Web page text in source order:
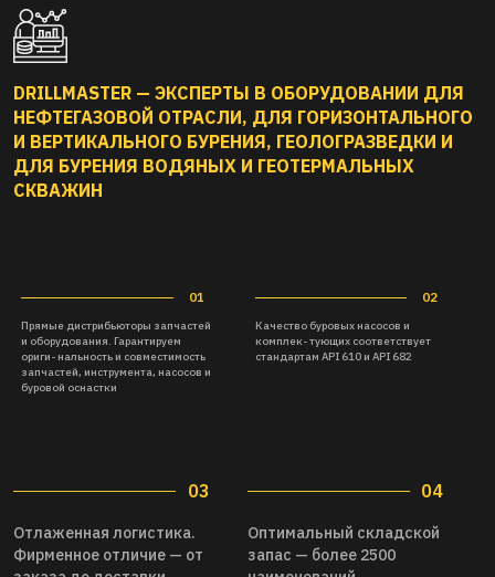
DRILLMASTER — ЭКСПЕРТЫ В ОБОРУДОВАНИИ ДЛЯ
НЕФТЕГАЗОВОЙ ОТРАСЛИ, ДЛЯ ГОРИЗОНТАЛЬНОГО
И ВЕРТИКАЛЬНОГО БУРЕНИЯ, ГЕОЛОГРАЗВЕДКИ И
ДЛЯ БУРЕНИЯ ВОДЯНЫХ И ГЕОТЕРМАЛЬНЫХ
СКВАЖИН
03
Отлаженная логистика.
Фирменное отличие — от
04
Оптимальный складской
запас — более 2500